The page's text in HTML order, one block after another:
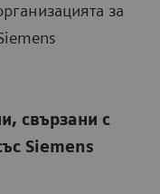
за
свързани с
Siemens